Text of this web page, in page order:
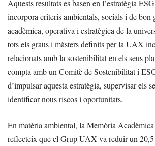
Aquests resultats es basen en l’estratègia
incorpora criteris ambientals, socials i de bon
acadèmica, operativa i estratègica de la
tots els graus i màsters definits per la UAX
relacionats amb la sostenibilitat en els seus
compta amb un Comitè de Sostenibilitat i
d’impulsar aquesta estratègia, supervisar els
identificar nous riscos i oportunitats.
En matèria ambiental, la Memòria
reflecteix que el Grup UAX va reduir un 20,5